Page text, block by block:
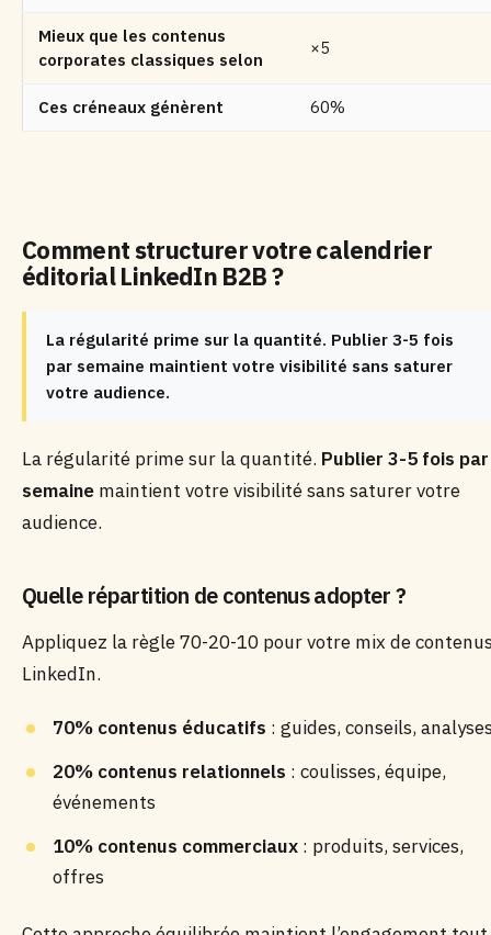
Mieux que les contenus
corporates classiques selon
×5
Ces créneaux génèrent 60%
Comment structurer votre calendrier
éditorial LinkedIn B2B ?
La régularité prime sur la quantité. Publier 3-5 fois
par semaine maintient votre visibilité sans saturer
votre audience.
La régularité prime sur la quantité. Publier 3-5 fois par
semaine maintient votre visibilité sans saturer votre
audience.
Quelle répartition de contenus adopter ?
Appliquez la règle 70-20-10 pour votre mix de
LinkedIn.
70% contenus éducatifs : guides, conseils,
20% contenus relationnels : coulisses, équipe,
événements
10% contenus commerciaux : produits, services,
offres